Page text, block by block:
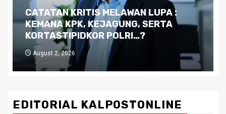
Dilema Kaltim di Tengah Krisis:
Kutukan Sumber Daya Alam dan
Pemimpin yang Tak Kreatif
July 29, 2026
EDITORIAL KALPOSTONLINE